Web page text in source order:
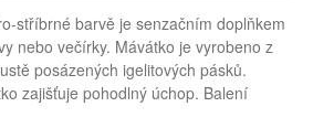
stříbrné barvě je senzačním doplňkem
nebo večírky. Mávátko je vyrobeno z
posázených igelitových pásků.
zajišťuje pohodlný úchop. Balení